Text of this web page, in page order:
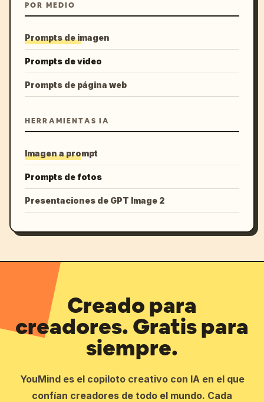
POR MEDIO
Prompts de imagen
Prompts de video
Prompts de página web
HERRAMIENTAS IA
Imagen a prompt
Prompts de fotos
Presentaciones de GPT Image 2
Creado para
creadores. Gratis para
siempre.
YouMind es el copiloto creativo con IA en el que
confían creadores de todo el mundo. Cada